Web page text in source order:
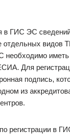
в ГИС ЭС
отдельных видов
необходимо
Для
подпись,
из
регистрации в